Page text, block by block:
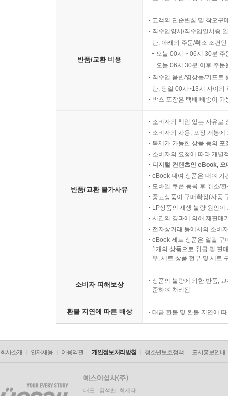
반품/교환 비용
고객의 단순변심 및 착오구
직수입양서/직수입일서중
단, 아래의 주문/취소 조건
오늘 00시 ~ 06시 30분
오늘 06시 30분 이후 주
직수입 음반/영상물/기프트
단, 당일 00시~13시 사이의
박스 포장은 택배 배송이
반품/교환 불가사유
소비자의 책임 있는 사유로
소비자의 사용, 포장 개봉
복제가 가능한 상품 등의
소비자의 요청에 따라 개별
디지털 컨텐츠인 eBook,
eBook 대여 상품은 대여 기
모바일 쿠폰 등록 후 취소/
중고상품이 구매확정(자동
LP상품의 재생 불량 원인
시간의 경과에 의해 재판매
전자상거래 등에서의 소비
eBook 세트 상품은 일괄 구
1개의 상품으로 취급 및 판
우, 세트 상품 전부 및 세트
소비자 피해보상
상품의 불량에 의한 반품,
준하여 처리됨
환불 지연에 따른 배상 대금 환불 및 환불 지연에
회사소개 인재채용 이용약관 개인정보처리방침 청소년보호정책 도서홍보안내
대표 : 김석환, 최세라